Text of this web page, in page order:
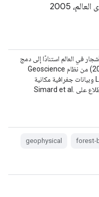
2005
في العالم استنادًا إلى دمج
بيانات الليدار المحمولة في الفضاء (2005) من نظام Geoscience
Laser Altimeter System (GLAS) وبيانات جغرافية مكانية
مساعدة. لمزيد من التفاصيل، يُرجى الاطّلاع على Simard et al.
forest-
geophysical